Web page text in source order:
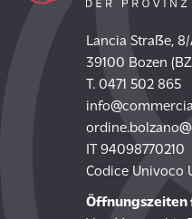
Lancia Straße, 8/
39100 Bozen
T. 0471 502 865
IT 94098770210
Codice Univoco
Öffnungszeiten